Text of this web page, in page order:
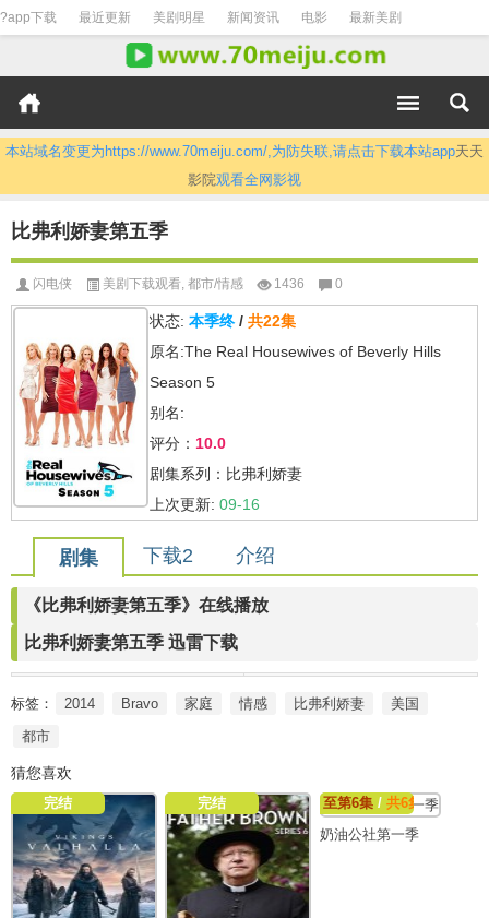
?app下载 最近更新 美剧明星 新闻资讯 电影 最新美剧
本站域名变更为https://www.70meiju.com/,为防失联,请点击下载本站app天天
影院观看全网影视
比弗利娇妻第五季
闪电侠 美剧下载观看, 都市/情感 1436 0
状态: 本季终/ 共22集
原名:The Real Housewives of Beverly Hills
Season 5
别名:
评分： 10.0
剧集系列：比弗利娇妻
上次更新: 09-16
剧集 下载2 介绍
《比弗利娇妻第五季》在线播放
比弗利娇妻第五季 迅雷下载
标签： 2014 Bravo 家庭 情感 比弗利娇妻
美国
都市
猜您喜欢
完结 完结 至第6集/ 共6集
奶油公社第一季